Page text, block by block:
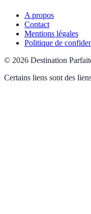
A propos
Contact
Mentions légales
Politique de
© 2026 Destination
Certains liens sont des